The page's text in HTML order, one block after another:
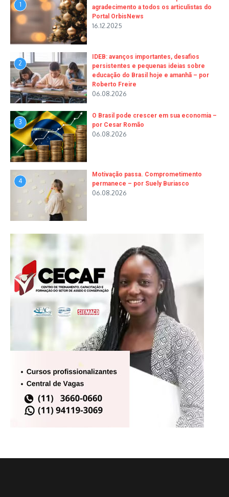
1
agradecimento a todos os articulistas do
Portal OrbisNews
16.12.2025
2
IDEB: avanços importantes, desafios
persistentes e pequenas ideias sobre
educação do Brasil hoje e amanhã – por
Roberto Freire
06.08.2026
3
O Brasil pode crescer em sua economia –
por Cesar Romão
06.08.2026
4
Motivação passa. Comprometimento
permanece – por Suely Buriasco
06.08.2026